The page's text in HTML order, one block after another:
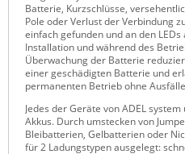
Tactical Software
TEKTELIC
Teltonika
Vision
WATTECO
Batterie, Kurzschlüsse,
Pole oder Verlust der Verbindung
einfach gefunden und an den
Installation und während des
Überwachung der Batterie
einer geschädigten Batterie und
permanenten Betrieb ohne
Jedes der Geräte von ADEL
Akkus. Durch umstecken von
Bleibatterien, Gelbatterien oder
für 2 Ladungstypen ausgelegt: